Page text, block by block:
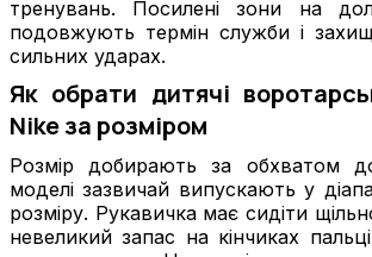
тренувань. Посилені зони на
подовжують термін служби і
сильних ударах.
Як обрати дитячі
Nike за розміром
Розмір добирають за обхватом
моделі зазвичай випускають у
розміру. Рукавичка має сидіти
невеликий запас на кінчиках